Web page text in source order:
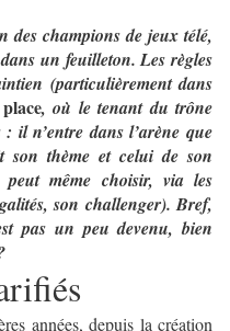
des champions de jeux télé,
un feuilleton. Les règles
(particulièrement dans
, où le tenant du trône
il n’entre dans l’arène que
son thème et celui de son
peut même choisir, via les
son challenger). Bref,
pas un peu devenu, bien
années, depuis la création